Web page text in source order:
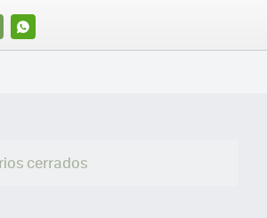
WHATSAPP
cerrados